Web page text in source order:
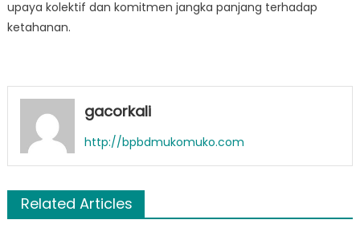
upaya kolektif dan komitmen jangka panjang terhadap
ketahanan.
gacorkali
http://bpbdmukomuko.com
Related Articles